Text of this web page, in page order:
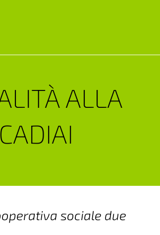
ALLA
sociale due